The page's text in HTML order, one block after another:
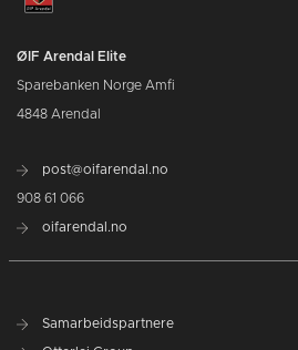
ØIF Arendal Elite
Sparebanken Norge Amfi
4848 Arendal
post@oifarendal.no
908 61 066
oifarendal.no
Samarbeidspartnere